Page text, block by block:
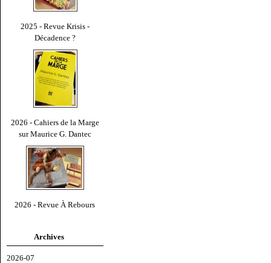
2025 - Revue Krisis -
Décadence ?
2026 - Cahiers de la Marge
sur Maurice G. Dantec
2026 - Revue À Rebours
Archives
2026-07